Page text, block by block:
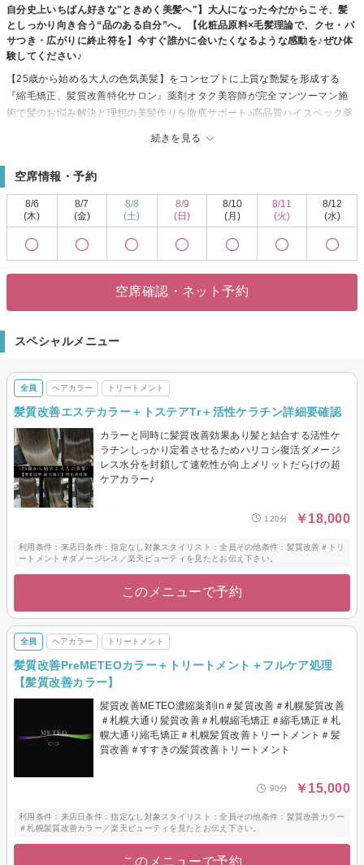
自分史上いちばん好きな"ときめく美髪へ"】大人になった今だからこそ、髪
としっかり向き合う“品のある自分”へ。【化粧品原料×毛髪理論で、クセ・パ
サつき・広がりに終止符を】今すぐ誰かに会いたくなるような感動を♪ぜひ体
験してください♪
続きを見る
【25歳から始める大人の色気美髪】をコンセプトに上質な艶髪を形成する
『縮毛矯正、髪質改善特化サロン』薬剤オタク美容師が完全マンツーマン施
術で髪のお悩み解決と理想の美髪作りを徹底サポート♪高品質ハイスペック薬
デリートなエイジング毛など髪を綺麗に整えその後もキープできる美髪形成
メニューをご用意しております。毛髪理論や薬剤知識と熱技術で自己肯定感
も上がり日常生活において様々な恩恵がある施術であなたの理想の美髪を叶
空席情報・予約
8/6
(木)
8/7
(金)
8/8
(土)
8/9
(日)
8/10
(月)
8/11
(火)
8/12
(水)
空席確認・ネット予約
スペシャルメニュー
全員 ヘアカラー トリートメント
髪質改善エステカラー＋トステアTr＋活性ケラチン詳細要確認
カラーと同時に髪質改善効果あり髪と結合する活性ケ
ラチンしっかり定着させるためハリコシ復活ダメージ
レス水分を封鎖して速乾性が向上メリットだらけの超
ケアカラー♪
120分 ￥18,000
利用条件：来店日条件：指定なし対象スタイリスト：全員その他条件：髪質改善＃トリ
ートメント＃ダメージレス／楽天ビューティを見たとお伝え下さい。
このメニューで予約
全員 ヘアカラー トリートメント
髪質改善PreMETEOカラー＋トリートメント＋フルケア処理
【髪質改善カラー】
髪質改善METEO濃縮薬剤in＃髪質改善＃札幌髪質改善
＃札幌大通り髪質改善＃札幌縮毛矯正＃縮毛矯正＃札
幌大通り縮毛矯正＃札幌髪質改善トリートメント＃髪
質改善＃すすきの髪質改善トリートメント
90分 ￥15,000
利用条件：来店日条件：指定なし対象スタイリスト：全員その他条件：髪質改善カラー
＃札幌髪質改善カラー／楽天ビューティを見たとお伝え下さい。
このメニューで予約